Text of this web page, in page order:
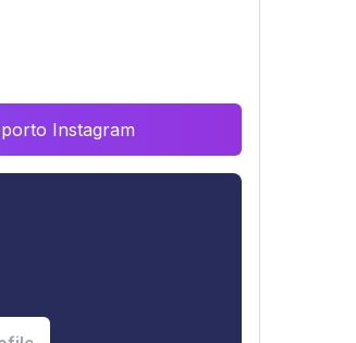
Instagram